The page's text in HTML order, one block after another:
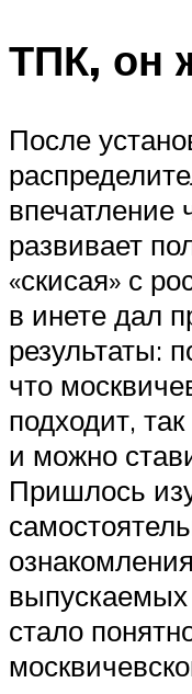
ТПК, он
После
впечатление
развивает
«скисая» с
в инете дал
результаты:
что
подходит,
и можно
Пришлось
выпускаемых
стало